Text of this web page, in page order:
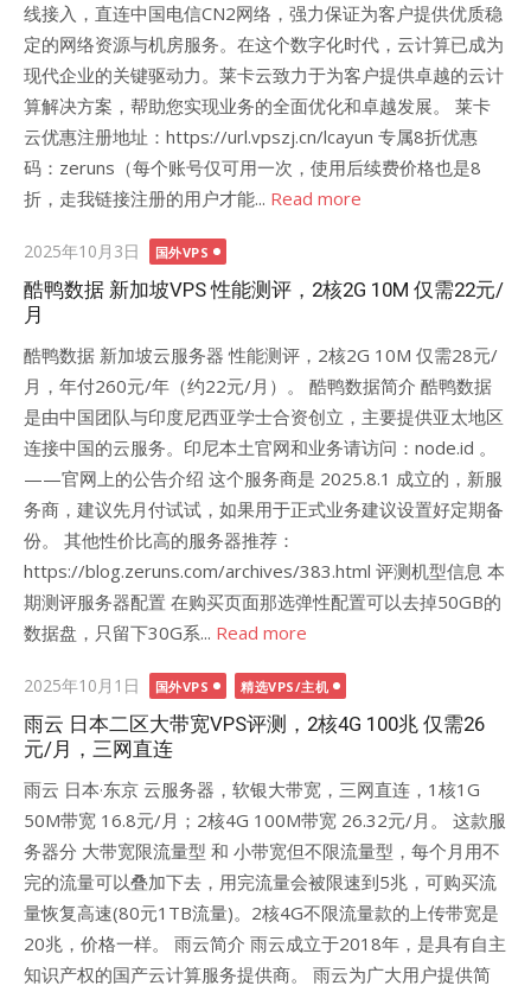
线接入，直连中国电信CN2网络，强力保证为客户提供优质稳
定的网络资源与机房服务。在这个数字化时代，云计算已成为
现代企业的关键驱动力。莱卡云致力于为客户提供卓越的云计
算解决方案，帮助您实现业务的全面优化和卓越发展。 莱卡
云优惠注册地址：https://url.vpszj.cn/lcayun 专属8折优惠
码：zeruns（每个账号仅可用一次，使用后续费价格也是8
折，走我链接注册的用户才能... Read more
Posted
on
2025年10月3日 国外VPS
酷鸭数据 新加坡VPS 性能测评，2核2G 10M 仅需22元/
月
酷鸭数据 新加坡云服务器 性能测评，2核2G 10M 仅需28元/
月，年付260元/年（约22元/月）。 酷鸭数据简介 酷鸭数据
是由中国团队与印度尼西亚学士合资创立，主要提供亚太地区
连接中国的云服务。印尼本土官网和业务请访问：node.id 。
——官网上的公告介绍 这个服务商是 2025.8.1 成立的，新服
务商，建议先月付试试，如果用于正式业务建议设置好定期备
份。 其他性价比高的服务器推荐：
https://blog.zeruns.com/archives/383.html 评测机型信息 本
期测评服务器配置 在购买页面那选弹性配置可以去掉50GB的
数据盘，只留下30G系... Read more
Posted
on
2025年10月1日 国外VPS 精选VPS/主机
雨云 日本二区大带宽VPS评测，2核4G 100兆 仅需26
元/月，三网直连
雨云 日本·东京 云服务器，软银大带宽，三网直连，1核1G
50M带宽 16.8元/月；2核4G 100M带宽 26.32元/月。 这款服
务器分 大带宽限流量型 和 小带宽但不限流量型，每个月用不
完的流量可以叠加下去，用完流量会被限速到5兆，可购买流
量恢复高速(80元1TB流量)。2核4G不限流量款的上传带宽是
20兆，价格一样。 雨云简介 雨云成立于2018年，是具有自主
知识产权的国产云计算服务提供商。 雨云为广大用户提供简